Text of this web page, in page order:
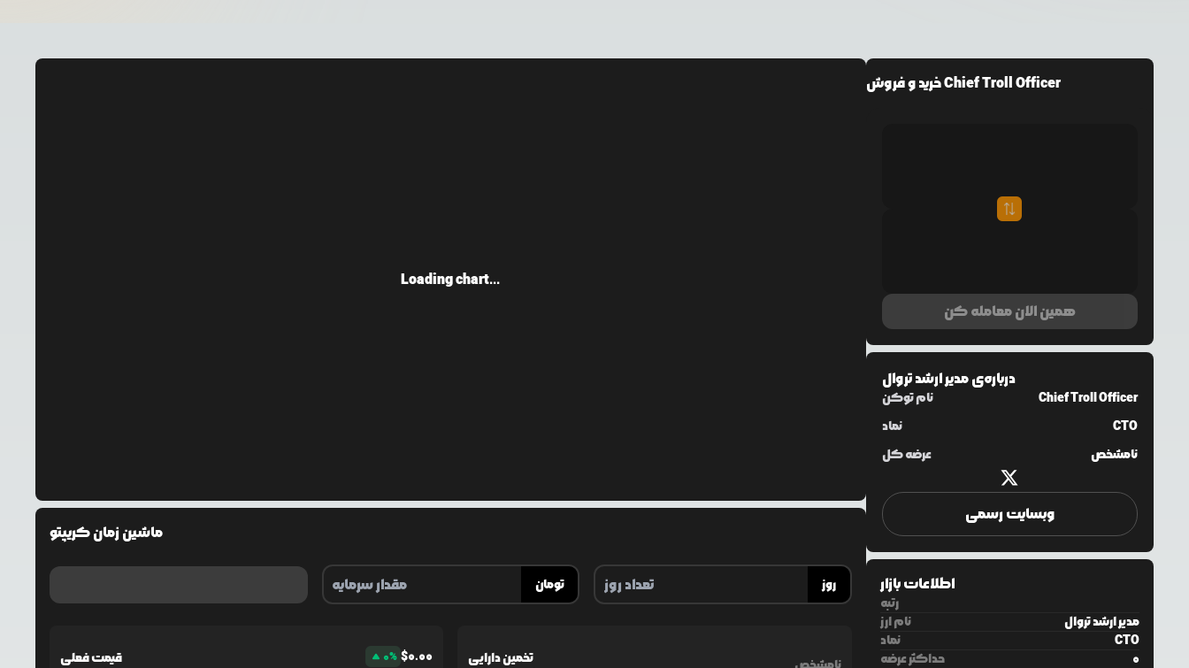
Loading chart...
ماشین زمان کریپتو
تومان روز
قیمت فعلی 0% $0.00
تخمین دارایی
خرید و فروش Chief Troll Officer
همین الان معامله کن
درباره‌یمدیر ارشد تروال
نام توکن
Chief Troll Officer
نماد
CTO
عرضه کل
نامشخص
وبسایت رسمی
اطلاعات بازار
رتبه
نام ارز
مدیر ارشد تروال
نماد
CTO
حداکثر عرضه
0